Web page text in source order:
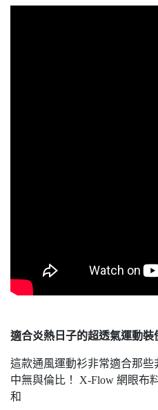
適合炎熱日子的超透氣運動裝
這款通風運動衫非常適合那
中無與倫比！ X-Flow 網眼布
和